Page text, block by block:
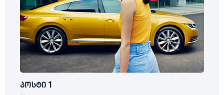
პოსტი 1